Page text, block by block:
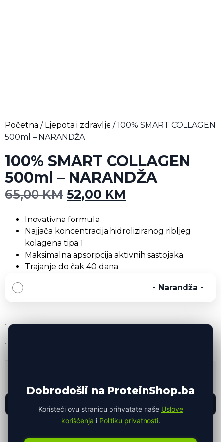
Početna / Ljepota i zdravlje / 100% SMART COLLAGEN
500ml – NARANDŽA
100% SMART COLLAGEN
500ml – NARANDŽA
65,00KM 52,00 KM
Inovativna formula
Najjača koncentracija hidroliziranog ribljeg
kolagena tipa 1
Maksimalna apsorpcija aktivnih sastojaka
Trajanje do čak 40 dana
- Narandža -
Dostava u roku 1-3 radna
Provjereni i sigurni
Dobrodošli na ProteinShop.ba
Koristeći ovu stranicu prihvatate naše Uslove
korišćenja i Politiku privatnosti.